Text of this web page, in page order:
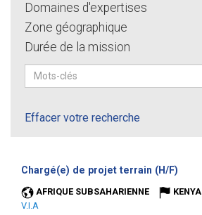
Domaines d'expertises
Zone géographique
Durée de la mission
Effacer votre recherche
Chargé(e) de projet terrain (H/F)
AFRIQUE SUBSAHARIENNE KENYA
V.I.A